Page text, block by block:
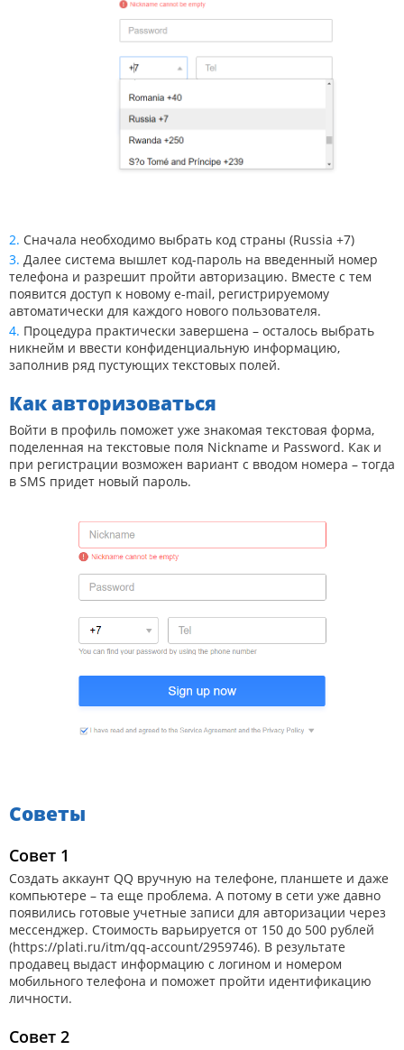
Сначала необходимо выбрать код страны (Russia +7)
Далее система вышлет код-пароль на введенный номер
телефона и разрешит пройти авторизацию. Вместе с тем
появится доступ к новому e-mail, регистрируемому
автоматически для каждого нового пользователя.
Процедура практически завершена – осталось выбрать
никнейм и ввести конфиденциальную информацию,
заполнив ряд пустующих текстовых полей.
Как авторизоваться
Войти в профиль поможет уже знакомая текстовая форма,
поделенная на текстовые поля Nickname и Password. Как и
при регистрации возможен вариант с вводом номера – тогда
в SMS придет новый пароль.
Советы
Совет 1
Создать аккаунт QQ вручную на телефоне, планшете и даже
компьютере – та еще проблема. А потому в сети уже давно
появились готовые учетные записи для авторизации через
мессенджер. Стоимость варьируется от 150 до 500 рублей
(https://plati.ru/itm/qq-account/2959746). В результате
продавец выдаст информацию с логином и номером
мобильного телефона и поможет пройти идентификацию
личности.
Совет 2